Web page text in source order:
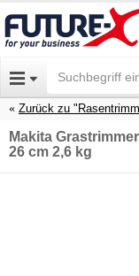
Zurück zu
Makita
26 cm 2,6 kg